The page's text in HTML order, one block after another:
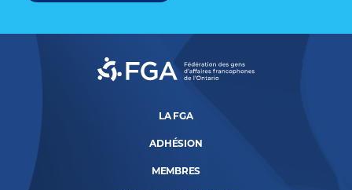
LA FGA
ADHÉSION
MEMBRES